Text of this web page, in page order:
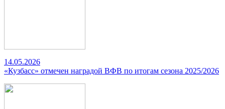
14.05.2026
«Кузбасс» отмечен наградой ВФВ по итогам сезона 2025/2026